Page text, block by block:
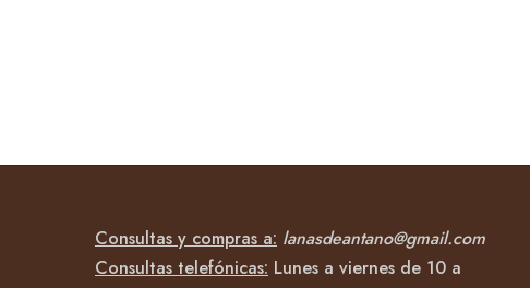
Consultas y compras a: lanasdeantano@gmail.com
Consultas telefónicas: Lunes a viernes de 10 a